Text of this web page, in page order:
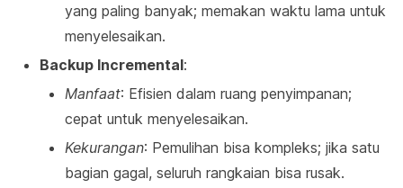
yang paling banyak; memakan waktu lama untuk
menyelesaikan.
Backup Incremental:
Manfaat: Efisien dalam ruang penyimpanan;
cepat untuk menyelesaikan.
Kekurangan: Pemulihan bisa kompleks; jika satu
bagian gagal, seluruh rangkaian bisa rusak.